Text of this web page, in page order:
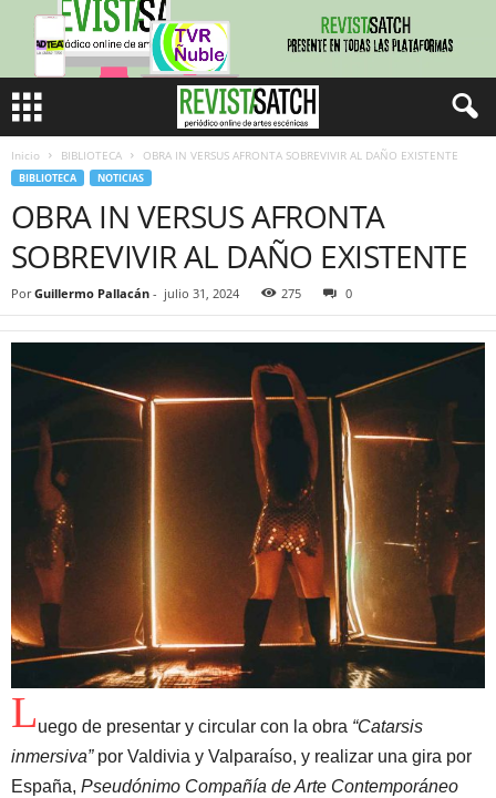
Inicio BIBLIOTECA OBRA IN VERSUS AFRONTA SOBREVIVIR AL DAÑO EXISTENTE
BIBLIOTECA NOTICIAS
OBRA IN VERSUS AFRONTA
SOBREVIVIR AL DAÑO EXISTENTE
Por Guillermo Pallacán - julio 31, 2024 275 0
Luego de presentar y circular con la obra “Catarsis
inmersiva”por Valdivia y Valparaíso, y realizar una gira por
España, Pseudónimo Compañía de Arte Contemporáneo